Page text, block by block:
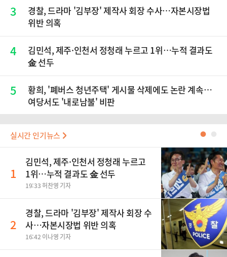
3
경찰, 드라마 '김부장' 제작사 회장 수사…자본시장법
위반 의혹
4
김민석, 제주·인천서 정청래 누르고 1위…누적 결과도
金 선두
5
황희, '폐버스 청년주택' 게시물 삭제에도 논란 계속…
여당서도 '내로남불' 비판
실시간 인기뉴스 ●
1
김민석, 제주·인천서 정청래 누르고
1위…누적 결과도 金 선두
19:33 허찬영 기자
2
경찰, 드라마 '김부장' 제작사 회장 수
사…자본시장법 위반 의혹
16:42 이나영 기자